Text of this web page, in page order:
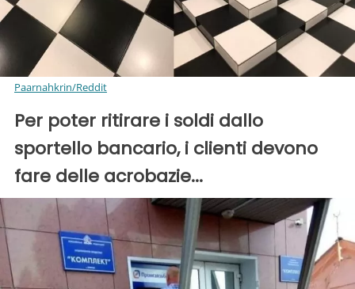
Paarnahkrin/Reddit
Per poter ritirare i soldi dallo
sportello bancario, i clienti devono
fare delle acrobazie...